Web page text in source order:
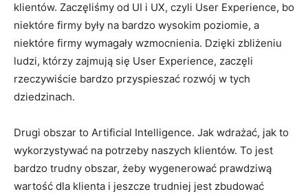
klientów. Zaczęliśmy od UI i UX, czyli User Experience, bo
niektóre firmy były na bardzo wysokim poziomie, a
niektóre firmy wymagały wzmocnienia. Dzięki zbliżeniu
ludzi, którzy zajmują się User Experience, zaczęli
rzeczywiście bardzo przyspieszać rozwój w tych
dziedzinach.
Drugi obszar to Artificial Intelligence. Jak wdrażać, jak to
wykorzystywać na potrzeby naszych klientów. To jest
bardzo trudny obszar, żeby wygenerować prawdziwą
wartość dla klienta i jeszcze trudniej jest zbudować